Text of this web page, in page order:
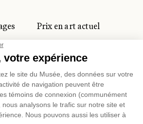
Prix en art actuel
CORPORATIVE
Activités corporatives